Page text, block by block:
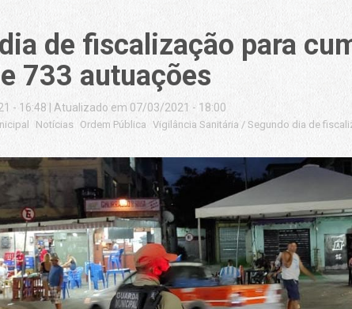
de fiscalização para
733 autuações
- 16:48 Atualizado em 07/03/2021 - 18:00
Notícias Ordem Pública Vigilância Sanitária / Segundo dia de